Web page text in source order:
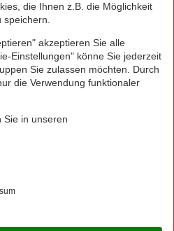
Programmier- und
sind vorbehalten.
Compliance
auswählen und noch